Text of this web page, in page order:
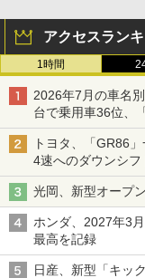
アクセスラン
1時間
2026年7月の車名
台で乗用車36位、
トヨタ、「GR86
4速へのダウンシ
光岡、新型オープ
ホンダ、2027年3
最高を記録
日産、新型「キッ